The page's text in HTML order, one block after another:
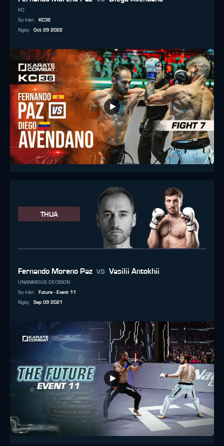
KO
Sự kiện:
KC36
Ngày: Oct 29 2022
THUA
Fernando Moreno Paz vs Vasilii Antokhii
UNANIMOUS DECISION
Sự kiện:
Future - Event 11
Ngày: Sep 09 2021